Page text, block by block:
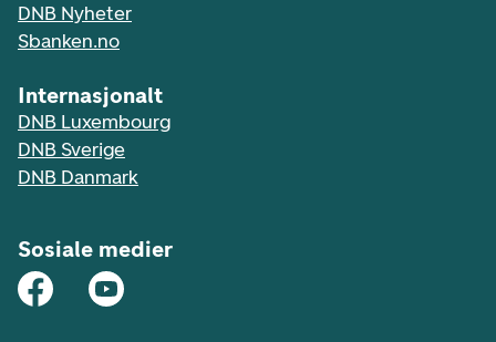
DNB Nyheter
Sbanken.no
Internasjonalt
DNB Luxembourg
DNB Sverige
DNB Danmark
Sosiale medier